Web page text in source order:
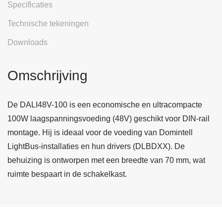
Specificaties
Technische tekeningen
Downloads
Omschrijving
De DALI48V-100 is een economische en ultracompacte
100W laagspanningsvoeding (48V) geschikt voor DIN-rail
montage. Hij is ideaal voor de voeding van Domintell
LightBus-installaties en hun drivers (DLBDXX). De
behuizing is ontworpen met een breedte van 70 mm, wat
ruimte bespaart in de schakelkast.